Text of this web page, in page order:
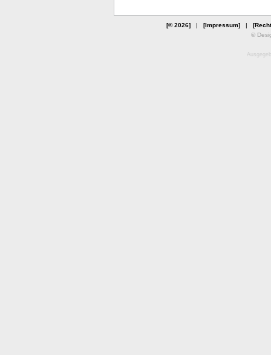
[© 2026]| [Impressum]|
©